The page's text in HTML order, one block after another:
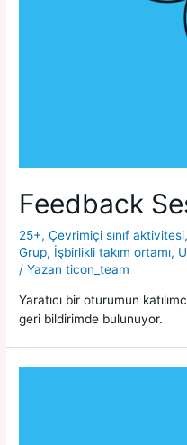
Feedback
25+,Çevrimiçi sınıf aktivitesi,
Grup, İşbirlikli takım ortamı,
/ Yazan ticon_team
Yaratıcı bir oturumun
geri bildirimde bulunuyor.